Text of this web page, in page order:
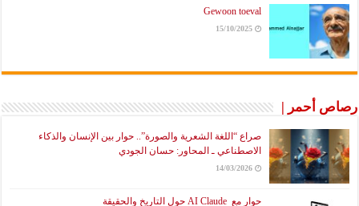
Gewoon toeval
15/10/2025
رصاص أحمر |
صراع “اللغة الشعرية والصورة”.. حوار بين الإنسان والذكاء
الاصطناعي ـ المحاور: حسان الجودي
14/03/2026
حوار مع AI Claude حول التاريخ والحقيقة